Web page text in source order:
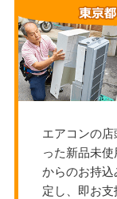
エアコンの
った新品未
からのお持
定し、即お支